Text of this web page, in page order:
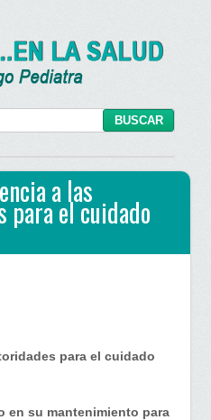
a las
para el cuidado
las
para el cuidado
su mantenimiento para